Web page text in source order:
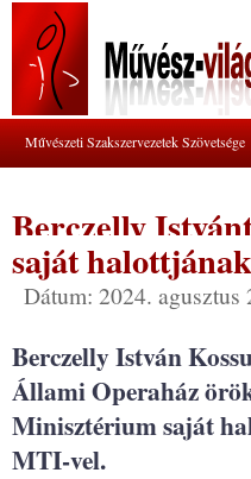
Művészeti Szakszervezetek Szövetsége
Berczelly
saját
Dátum: 2024.
Berczelly István
Állami Operaház
Minisztérium saját
MTI-vel.